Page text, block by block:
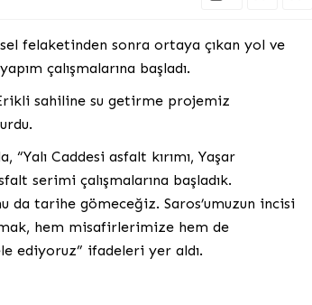
sel felaketinden sonra ortaya çıkan yol ve
çalışmalarına başladı.
sahiline su getirme projemiz
“Yalı Caddesi asfalt kırımı, Yaşar
serimi çalışmalarına başladık.
da tarihe gömeceğiz. Saros’umuzun incisi
hem misafirlerimize hem de
ediyoruz” ifadeleri yer aldı.